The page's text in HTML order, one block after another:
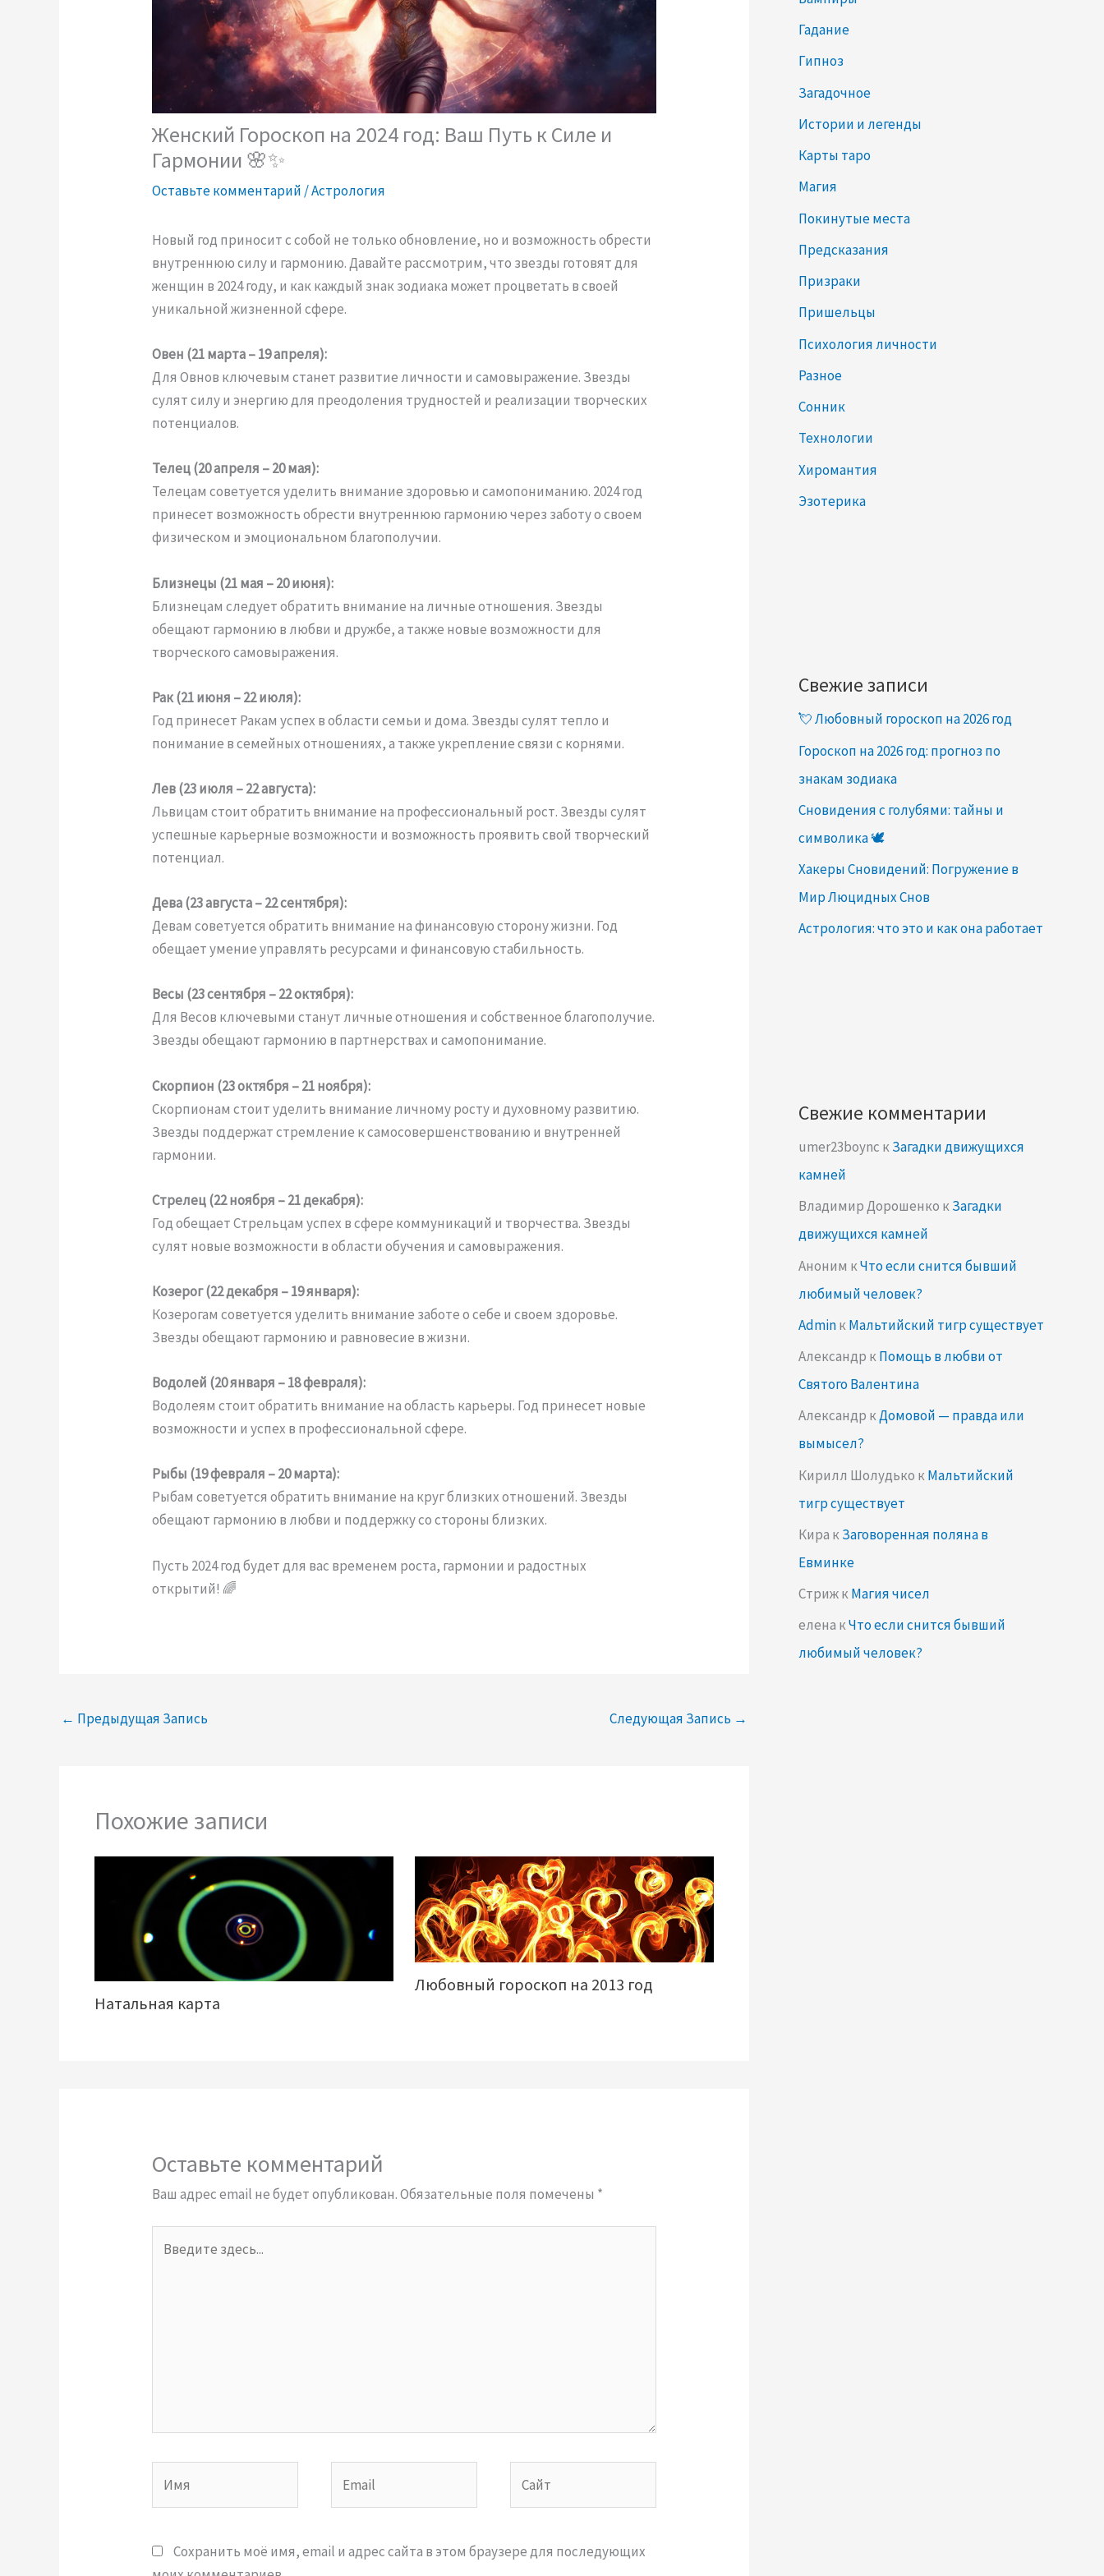
Женский Гороскоп на 2024 год: Ваш Путь к Силе и
Гармонии 🌸✨
Оставьте комментарий /Астрология
Новый год приносит с собой не только обновление, но и возможность обрести
внутреннюю силу и гармонию. Давайте рассмотрим, что звезды готовят для
женщин в 2024 году, и как каждый знак зодиака может процветать в своей
уникальной жизненной сфере.
Овен (21 марта – 19 апреля):
Для Овнов ключевым станет развитие личности и самовыражение. Звезды
сулят силу и энергию для преодоления трудностей и реализации творческих
потенциалов.
Телец (20 апреля – 20 мая):
Телецам советуется уделить внимание здоровью и самопониманию. 2024 год
принесет возможность обрести внутреннюю гармонию через заботу о своем
физическом и эмоциональном благополучии.
Близнецы (21 мая – 20 июня):
Близнецам следует обратить внимание на личные отношения. Звезды
обещают гармонию в любви и дружбе, а также новые возможности для
творческого самовыражения.
Рак (21 июня – 22 июля):
Год принесет Ракам успех в области семьи и дома. Звезды сулят тепло и
понимание в семейных отношениях, а также укрепление связи с корнями.
Лев (23 июля – 22 августа):
Львицам стоит обратить внимание на профессиональный рост. Звезды сулят
успешные карьерные возможности и возможность проявить свой творческий
потенциал.
Дева (23 августа – 22 сентября):
Девам советуется обратить внимание на финансовую сторону жизни. Год
обещает умение управлять ресурсами и финансовую стабильность.
Весы (23 сентября – 22 октября):
Для Весов ключевыми станут личные отношения и собственное благополучие.
Звезды обещают гармонию в партнерствах и самопонимание.
Скорпион (23 октября – 21 ноября):
Скорпионам стоит уделить внимание личному росту и духовному развитию.
Звезды поддержат стремление к самосовершенствованию и внутренней
гармонии.
Стрелец (22 ноября – 21 декабря):
Год обещает Стрельцам успех в сфере коммуникаций и творчества. Звезды
сулят новые возможности в области обучения и самовыражения.
Козерог (22 декабря – 19 января):
Козерогам советуется уделить внимание заботе о себе и своем здоровье.
Звезды обещают гармонию и равновесие в жизни.
Водолей (20 января – 18 февраля):
Водолеям стоит обратить внимание на область карьеры. Год принесет новые
возможности и успех в профессиональной сфере.
Рыбы (19 февраля – 20 марта):
Рыбам советуется обратить внимание на круг близких отношений. Звезды
обещают гармонию в любви и поддержку со стороны близких.
Пусть 2024 год будет для вас временем роста, гармонии и радостных
открытий! 🌈
← Предыдущая Запись Следующая Запись →
Похожие записи
Натальная карта
Любовный гороскоп на 2013 год
Оставьте комментарий
Ваш адрес email не будет опубликован.Обязательные поля помечены *
здесь...
Сохранить моё имя, email и адрес сайта в этом браузере для последующих
Гадание
Гипноз
Загадочное
Истории и легенды
Карты таро
Магия
Покинутые места
Предсказания
Призраки
Пришельцы
Психология личности
Разное
Сонник
Технологии
Хиромантия
Эзотерика
Свежие записи
💘 Любовный гороскоп на 2026 год
Гороскоп на 2026 год: прогноз по
знакам зодиака
Сновидения с голубями: тайны и
символика 🕊️
Хакеры Сновидений: Погружение в
Мир Люцидных Снов
Астрология: что это и как она работает
Свежие комментарии
umer23boync кЗагадки движущихся
камней
Владимир Дорошенко кЗагадки
движущихся камней
Аноним кЧто если снится бывший
любимый человек?
AdminкМальтийский тигр существует
Александр кПомощь в любви от
Святого Валентина
Александр кДомовой — правда или
вымысел?
Кирилл Шолудько кМальтийский
тигр существует
Кира кЗаговоренная поляна в
Евминке
СтрижкМагия чисел
елена кЧто если снится бывший
любимый человек?